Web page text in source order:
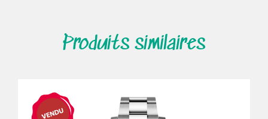
Produits similaires